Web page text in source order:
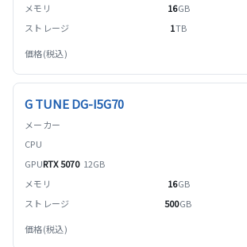
16GB
1TB
G TUNE DG-I5G70
RTX 5070 12GB
16GB
500GB